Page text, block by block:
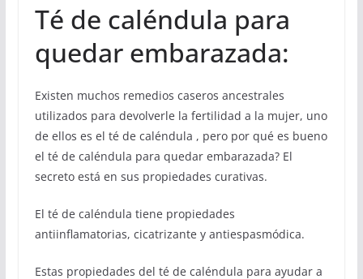
Té de caléndula para
quedar embarazada:
Existen muchos remedios caseros ancestrales
utilizados para devolverle la fertilidad a la mujer, uno
de ellos es el té de caléndula , pero por qué es bueno
el té de caléndula para quedar embarazada? El
secreto está en sus propiedades curativas.
El té de caléndula tiene propiedades
antiinflamatorias, cicatrizante y antiespasmódica.
Estas propiedades del té de caléndula para ayudar a